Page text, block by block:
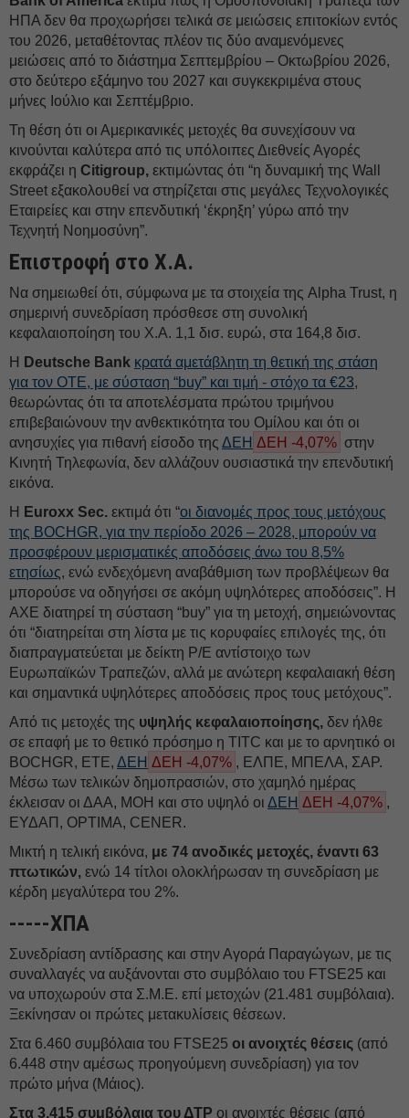
ΗΠΑ δεν θα προχωρήσει τελικά σε μειώσεις επιτοκίων εντός
του 2026, μεταθέτοντας πλέον τις δύο αναμενόμενες
μειώσεις από το διάστημα Σεπτεμβρίου – Οκτωβρίου 2026,
στο δεύτερο εξάμηνο του 2027 και συγκεκριμένα στους
μήνες Ιούλιο και Σεπτέμβριο.
Τη θέση ότι οι Αμερικανικές μετοχές θα συνεχίσουν να
κινούνται καλύτερα από τις υπόλοιπες Διεθνείς Αγορές
εκφράζει η Citigroup, εκτιμώντας ότι “η δυναμική της Wall
Street εξακολουθεί να στηρίζεται στις μεγάλες Τεχνολογικές
Εταιρείες και στην επενδυτική ‘έκρηξη’ γύρω από την
Τεχνητή Νοημοσύνη”.
Επιστροφή στο Χ.Α.
Να σημειωθεί ότι, σύμφωνα με τα στοιχεία της Alpha Trust, η
σημερινή συνεδρίαση πρόσθεσε στη συνολική
κεφαλαιοποίηση του Χ.Α. 1,1 δισ. ευρώ, στα 164,8 δισ.
Η Deutsche Bank κρατά αμετάβλητη τη θετική της στάση
για τον ΟΤΕ, με σύσταση “buy” και τιμή - στόχο τα €23,
θεωρώντας ότι τα αποτελέσματα πρώτου τριμήνου
επιβεβαιώνουν την ανθεκτικότητα του Ομίλου και ότι οι
ανησυχίες για πιθανή είσοδο της ΔΕΗ ΔΕΗ -4,07% στην
Κινητή Τηλεφωνία, δεν αλλάζουν ουσιαστικά την επενδυτική
εικόνα.
Η Euroxx Sec. εκτιμά ότι “οι διανομές προς τους μετόχους
της BOCHGR, για την περίοδο 2026 – 2028, μπορούν να
προσφέρουν μερισματικές αποδόσεις άνω του 8,5%
ετησίως, ενώ ενδεχόμενη αναβάθμιση των προβλέψεων θα
μπορούσε να οδηγήσει σε ακόμη υψηλότερες αποδόσεις”. Η
ΑΧΕ διατηρεί τη σύσταση “buy” για τη μετοχή, σημειώνοντας
ότι “διατηρείται στη λίστα με τις κορυφαίες επιλογές της, ότι
διαπραγματεύεται με δείκτη P/E αντίστοιχο των
Ευρωπαϊκών Τραπεζών, αλλά με ανώτερη κεφαλαιακή θέση
και σημαντικά υψηλότερες αποδόσεις προς τους μετόχους”.
Από τις μετοχές της υψηλής κεφαλαιοποίησης, δεν ήλθε
σε επαφή με το θετικό πρόσημο η TITC και με το αρνητικό οι
BOCHGR, ΕΤΕ, ΔΕΗ ΔΕΗ -4,07% , ΕΛΠΕ, ΜΠΕΛΑ, ΣΑΡ.
Μέσω των τελικών δημοπρασιών, στο χαμηλό ημέρας
έκλεισαν οι ΔΑΑ, ΜΟΗ και στο υψηλό οι ΔΕΗ ΔΕΗ -4,07% ,
ΕΥΔΑΠ, OPTIMA, CENER.
Μικτή η τελική εικόνα, με 74 ανοδικές μετοχές, έναντι 63
πτωτικών, ενώ 14 τίτλοι ολοκλήρωσαν τη συνεδρίαση με
κέρδη μεγαλύτερα του 2%.
-----ΧΠΑ
Συνεδρίαση αντίδρασης και στην Αγορά Παραγώγων, με τις
συναλλαγές να αυξάνονται στο συμβόλαιο του FTSE25 και
να υποχωρούν στα Σ.Μ.Ε. επί μετοχών (21.481 συμβόλαια).
Ξεκίνησαν οι πρώτες μετακυλίσεις θέσεων.
Στα 6.460 συμβόλαια του FTSE25 οι ανοιχτές θέσεις (από
6.448 στην αμέσως προηγούμενη συνεδρίαση) για τον
πρώτο μήνα (Μάιος).
Στα 3.415 συμβόλαια του ΔΤΡ οι ανοιχτές θέσεις (από